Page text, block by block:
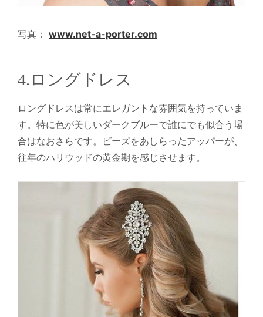
写真： www.net-a-porter.com
4.ロングドレス
ロングドレスは常にエレガントな雰囲気を持っていま
す。特に色が美しいダークブルーで誰にでも似合う場
合はなおさらです。ビーズをあしらったアッパーが、
往年のハリウッドの黄金期を感じさせます。